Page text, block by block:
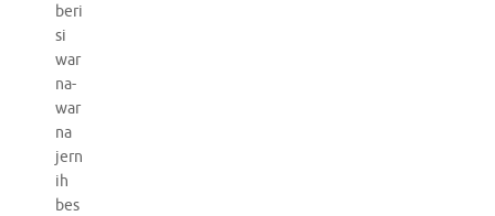
beri
si
war
na-
war
na
jern
ih
bes